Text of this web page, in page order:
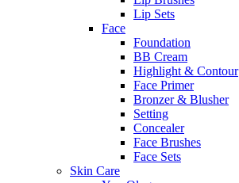
Lip Sets
Face
Foundation
BB Cream
Highlight & Contour
Face Primer
Bronzer & Blusher
Setting
Concealer
Face Brushes
Face Sets
Skin Care